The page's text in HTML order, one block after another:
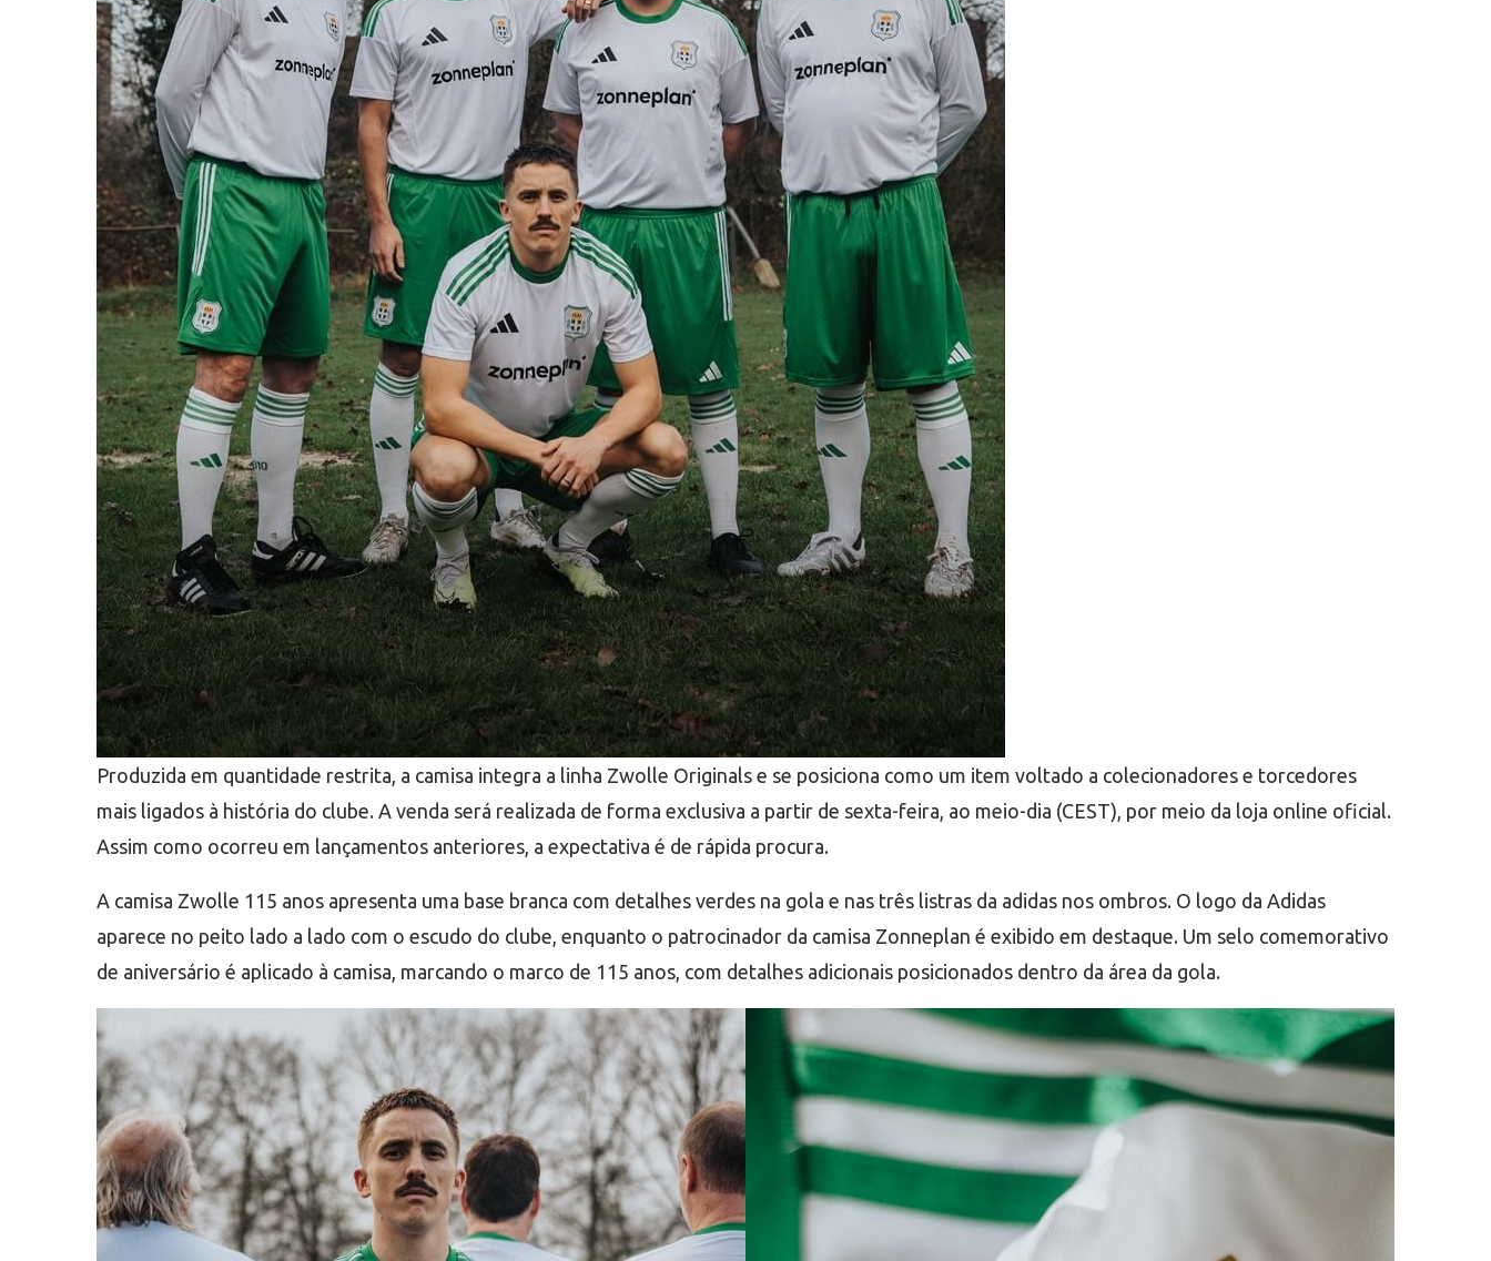
Produzida em quantidade restrita, a camisa integra a linha Zwolle Originals e se posiciona como um item voltado a colecionadores e torcedores
mais ligados à história do clube. A venda será realizada de forma exclusiva a partir de sexta-feira, ao meio-dia (CEST), por meio da loja online oficial.
Assim como ocorreu em lançamentos anteriores, a expectativa é de rápida procura.
A camisa Zwolle 115 anos apresenta uma base branca com detalhes verdes na gola e nas três listras da adidas nos ombros. O logo da Adidas
aparece no peito lado a lado com o escudo do clube, enquanto o patrocinador da camisa Zonneplan é exibido em destaque. Um selo comemorativo
de aniversário é aplicado à camisa, marcando o marco de 115 anos, com detalhes adicionais posicionados dentro da área da gola.